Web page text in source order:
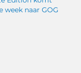
week naar GOG